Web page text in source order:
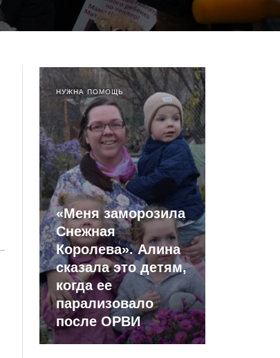
НУЖНА ПОМОЩЬ
«Меня заморозила
Снежная
Королева». Алина
сказала это детям,
когда ее
парализовало
после ОРВИ